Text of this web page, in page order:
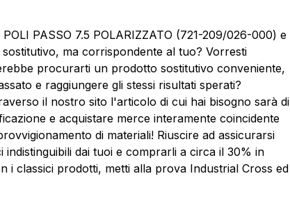
PASSO 7.5 POLARIZZATO (721-209/026-000) e
ma corrispondente al tuo? Vorresti
procurarti un prodotto sostitutivo conveniente,
e raggiungere gli stessi risultati sperati?
il nostro sito l'articolo di cui hai bisogno sarà di
e acquistare merce interamente coincidente
di materiali! Riuscire ad assicurarsi
dai tuoi e comprarli a circa il 30% in
i classici prodotti, metti alla prova Industrial Cross ed